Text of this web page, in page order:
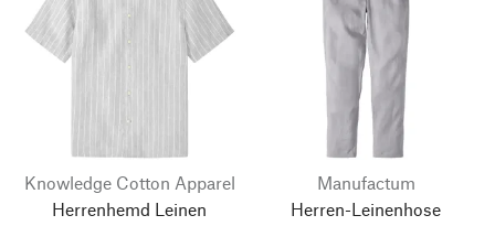
Knowledge Cotton Apparel
Herrenhemd Leinen
Manufactum
Herren-Leinenhose